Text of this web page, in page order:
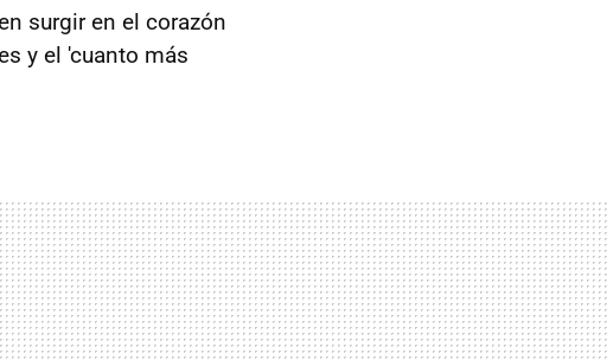
surgir en el corazón
y el 'cuanto más